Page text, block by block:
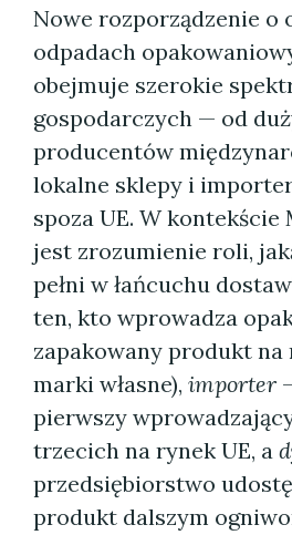
Nowe rozporządzenie o
odpadach
obejmuje szerokie
gospodarczych — od
producentów
lokalne sklepy i
spoza UE. W kontekście
jest zrozumienie roli,
pełni w łańcuchu
ten, kto wprowadza
zapakowany produkt na
marki własne), importer
pierwszy
trzecich na rynek UE, a
przedsiębiorstwo
produkt dalszym